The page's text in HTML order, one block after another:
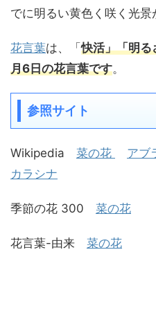
でに明るい黄色く咲く光景
花言葉は、「快活」「明
月6日の花言葉です。
参照サイト
Wikipedia 菜の花 アブ
カラシナ
季節の花 300 菜の花
花言葉-由来 菜の花